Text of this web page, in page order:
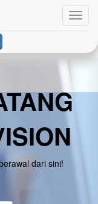
dari sini!